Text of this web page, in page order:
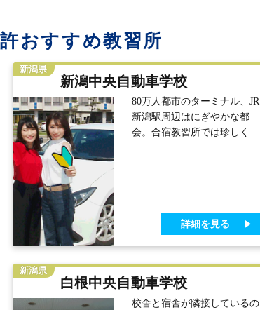
おすすめ教習所
新潟県
新潟中央自動車学校
80万人都市のターミナル、JR
新潟駅周辺はにぎやかな都
会。合宿教習所では珍しく大
ない』『焦らない』『諦めな
けるように契約ホテルも多数
用意しています。それでも人
気の時期は早期に完売するこ
詳細を見る
新潟県
白根中央自動車学校
校舎と宿舎が隣接しているの